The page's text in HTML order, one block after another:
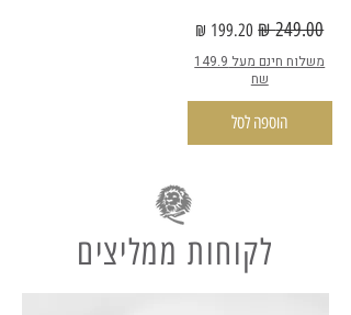
מחיר רגיל‏249.00 ‏₪ מחיר מבצע
משלוח חינם מעל 149.9
שח
הוספה לסל
לקוחות ממליצים